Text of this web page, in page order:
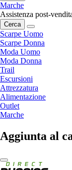
Marche
Assistenza post-
Cerca
Scarpe Uomo
Scarpe Donna
Moda Uomo
Moda Donna
Trail
Escursioni
Attrezzatura
Alimentazione
Outlet
Marche
Aggiunta al